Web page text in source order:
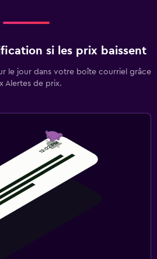
si les prix baissent
le jour dans votre boîte courriel grâce
Alertes de prix.